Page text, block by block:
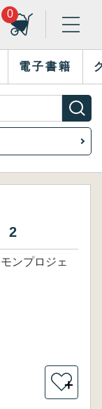
0
電子書籍
2
ンプロジェ
＋